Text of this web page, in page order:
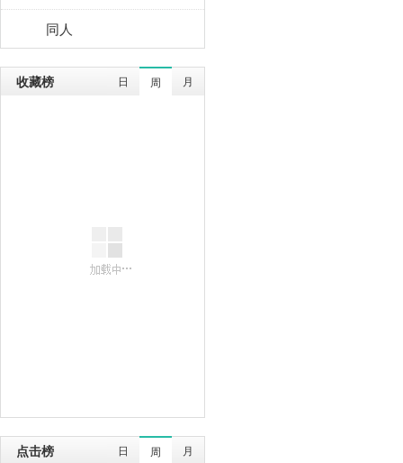
同人
收藏榜 日 周 月
点击榜 日 周 月